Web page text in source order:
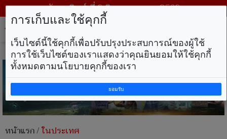
วันอาทิตย์ ที่ 9 สิงหาคม พ.ศ. 2569
หน้าแรก/ในประเทศ
การเก็บและใช้คุกกี้
เว็บไซต์นี้ใช้คุกกี้เพื่อปรับปรุงประสบการณ์ของผู้ใช้
การใช้เว็บไซต์ของเราแสดงว่าคุณยินยอมให้ใช้คุกกี้
ทั้งหมดตามนโยบายคุกกี้ของเรา
ยอมรับ